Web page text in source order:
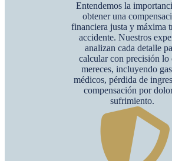
Entendemos la
obtener una
financiera justa y máxima
accidente. Nuestros
analizan cada detalle
calcular con precisión lo
mereces, incluyendo
médicos, pérdida de
compensación por
sufrimiento.